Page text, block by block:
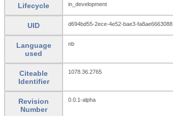
Lifecycle in_development
UID d694bd55-2ece-4e52-bae3-fa8ae6663088
Language
used
nb
Citeable
Identifier
1078.36.2765
Revision
Number
0.0.1-alpha